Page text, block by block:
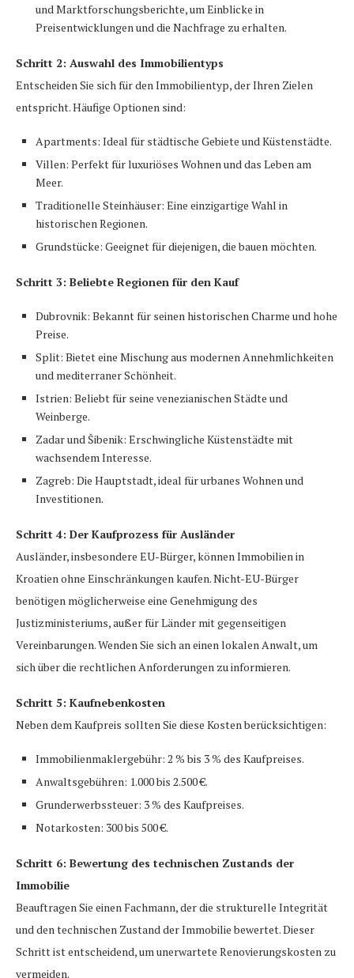
und Marktforschungsberichte, um Einblicke in
Preisentwicklungen und die Nachfrage zu erhalten.
Schritt 2: Auswahl des Immobilientyps
Entscheiden Sie sich für den Immobilientyp, der Ihren Zielen
entspricht. Häufige Optionen sind:
Apartments: Ideal für städtische Gebiete und Küstenstädte.
Villen: Perfekt für luxuriöses Wohnen und das Leben am
Meer.
Traditionelle Steinhäuser: Eine einzigartige Wahl in
historischen Regionen.
Grundstücke: Geeignet für diejenigen, die bauen möchten.
Schritt 3: Beliebte Regionen für den Kauf
Dubrovnik: Bekannt für seinen historischen Charme und hohe
Preise.
Split: Bietet eine Mischung aus modernen Annehmlichkeiten
und mediterraner Schönheit.
Istrien: Beliebt für seine venezianischen Städte und
Weinberge.
Zadar und Šibenik: Erschwingliche Küstenstädte mit
wachsendem Interesse.
Zagreb: Die Hauptstadt, ideal für urbanes Wohnen und
Investitionen.
Schritt 4: Der Kaufprozess für Ausländer
Ausländer, insbesondere EU-Bürger, können Immobilien in
Kroatien ohne Einschränkungen kaufen. Nicht-EU-Bürger
benötigen möglicherweise eine Genehmigung des
Justizministeriums, außer für Länder mit gegenseitigen
Vereinbarungen. Wenden Sie sich an einen lokalen Anwalt, um
sich über die rechtlichen Anforderungen zu informieren.
Schritt 5: Kaufnebenkosten
Neben dem Kaufpreis sollten Sie diese Kosten berücksichtigen:
Immobilienmaklergebühr: 2 % bis 3 % des Kaufpreises.
Anwaltsgebühren: 1.000 bis 2.500 €.
Grunderwerbssteuer: 3 % des Kaufpreises.
Notarkosten: 300 bis 500 €.
Schritt 6: Bewertung des technischen Zustands der
Immobilie
Beauftragen Sie einen Fachmann, der die strukturelle Integrität
und den technischen Zustand der Immobilie bewertet. Dieser
Schritt ist entscheidend, um unerwartete Renovierungskosten zu
vermeiden.